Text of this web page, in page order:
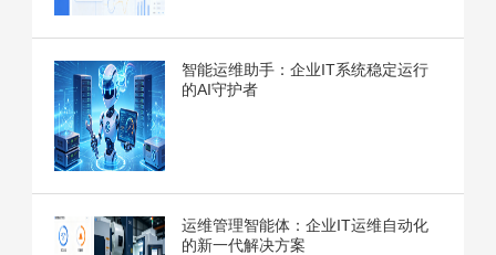
智能运维助手：企业IT系统稳定运行
的AI守护者
运维管理智能体：企业IT运维自动化
的新一代解决方案